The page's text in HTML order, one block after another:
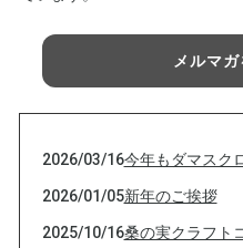
メルマ
2026/03/16今年もダマスク
2026/01/05新年のご挨拶
2025/10/16桑の実クラフト